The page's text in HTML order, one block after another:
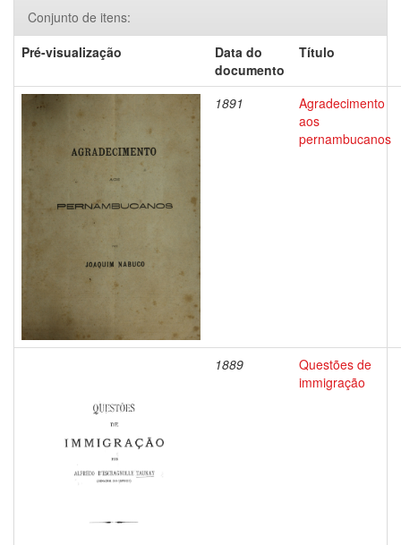
Conjunto de itens:
Pré-visualização
Data do
documento
Título
1891
Agradecimento
aos
pernambucanos
1889
Questões de
immigração